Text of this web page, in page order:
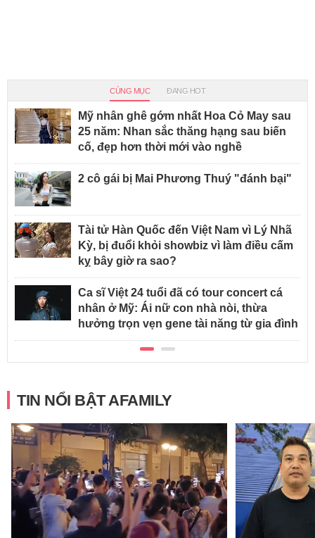
CÙNG MỤC ĐANG HOT
Mỹ nhân ghê gớm nhất Hoa Cỏ May sau
25 năm: Nhan sắc thăng hạng sau biến
cố, đẹp hơn thời mới vào nghề
2 cô gái bị Mai Phương Thuý "đánh bại"
Tài tử Hàn Quốc đến Việt Nam vì Lý Nhã
Kỳ, bị đuổi khỏi showbiz vì làm điều cấm
kỵ bây giờ ra sao?
Ca sĩ Việt 24 tuổi đã có tour concert cá
nhân ở Mỹ: Ái nữ con nhà nòi, thừa
hưởng trọn vẹn gene tài năng từ gia đình
TIN NỔI BẬT AFAMILY